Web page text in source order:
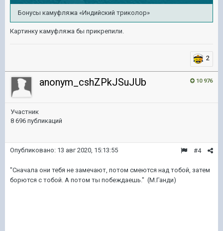
Бонусы камуфляжа «Индийский триколор»
Картинку камуфляжа бы прикрепили.
2
10 976
anonym_cshZPkJSuJUb
Участник
8 696 публикаций
#4
Опубликовано: 13 авг 2020, 15:13:55
"Сначала они тебя не замечают, потом смеются над тобой, затем
борются с тобой. А потом ты побеждаешь." (М.Ганди)